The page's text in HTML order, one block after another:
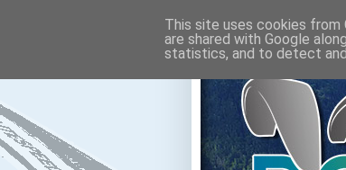
This site uses cookies from
are shared with Google
statistics, and to detect